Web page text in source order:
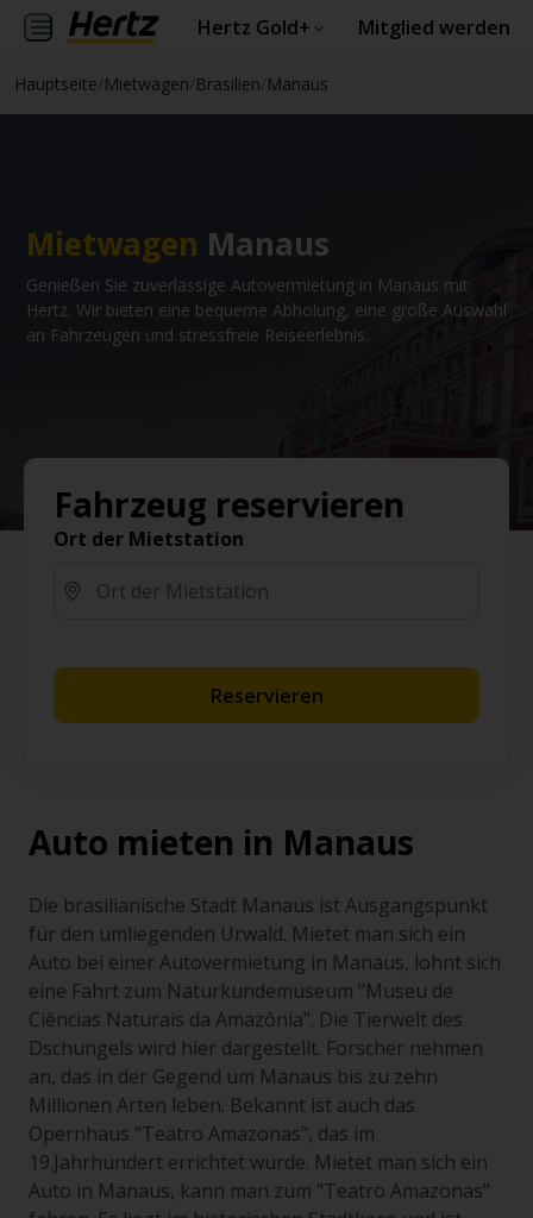
Hertz Gold+ Mitglied werden
Hauptseite Mietwagen Brasilien Manaus
Mietwagen Manaus
Genießen Sie zuverlässige Autovermietung in Manaus mit
Hertz. Wir bieten eine bequeme Abholung, eine große Auswahl
an Fahrzeugen und stressfreie Reiseerlebnis.
Fahrzeug reservieren
Ort der Mietstation
Reservieren
Auto mieten in Manaus
Die brasilianische Stadt Manaus ist Ausgangspunkt
für den umliegenden Urwald. Mietet man sich ein
Auto bei einer Autovermietung in Manaus, lohnt sich
eine Fahrt zum Naturkundemuseum "Museu de
Ciências Naturais da Amazônia". Die Tierwelt des
Dschungels wird hier dargestellt. Forscher nehmen
an, das in der Gegend um Manaus bis zu zehn
Millionen Arten leben. Bekannt ist auch das
Opernhaus "Teatro Amazonas", das im
19.Jahrhundert errichtet wurde. Mietet man sich ein
Auto in Manaus, kann man zum "Teatro Amazonas"